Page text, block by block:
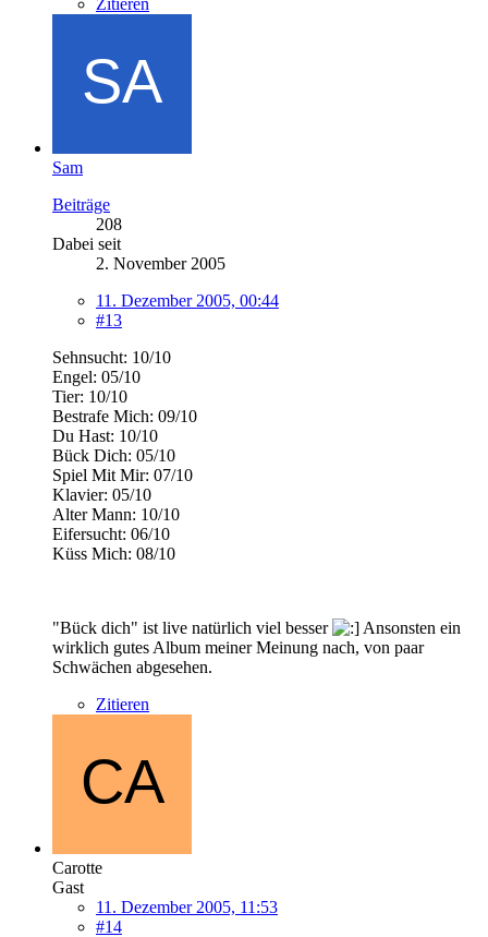
Sam
Beiträge
208
Dabei seit
2. November 2005
11. Dezember 2005, 00:44
#13
Sehnsucht: 10/10
Engel: 05/10
Tier: 10/10
Bestrafe Mich: 09/10
Du Hast: 10/10
Bück Dich: 05/10
Spiel Mit Mir: 07/10
Klavier: 05/10
Alter Mann: 10/10
Eifersucht: 06/10
Küss Mich: 08/10
"Bück dich" ist live natürlich viel besser
Ansonsten ein
wirklich gutes Album meiner Meinung nach, von paar
Schwächen abgesehen.
Zitieren
Carotte
Gast
11. Dezember 2005, 11:53
#14